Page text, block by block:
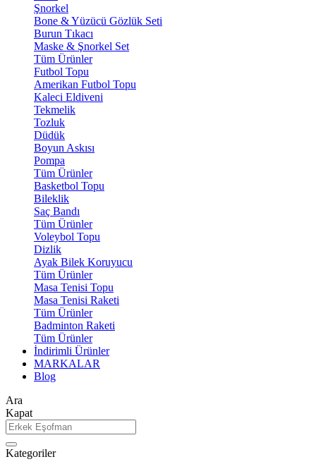
Şnorkel
Bone & Yüzücü Gözlük Seti
Burun Tıkacı
Maske & Şnorkel Set
Tüm Ürünler
Futbol Topu
Amerikan Futbol Topu
Kaleci Eldiveni
Tekmelik
Tozluk
Düdük
Boyun Askısı
Pompa
Tüm Ürünler
Basketbol Topu
Bileklik
Saç Bandı
Tüm Ürünler
Voleybol Topu
Dizlik
Ayak Bilek Koruyucu
Tüm Ürünler
Masa Tenisi Topu
Masa Tenisi Raketi
Tüm Ürünler
Badminton Raketi
Tüm Ürünler
İndirimli Ürünler
MARKALAR
Blog
Ara
Kapat
Kategoriler